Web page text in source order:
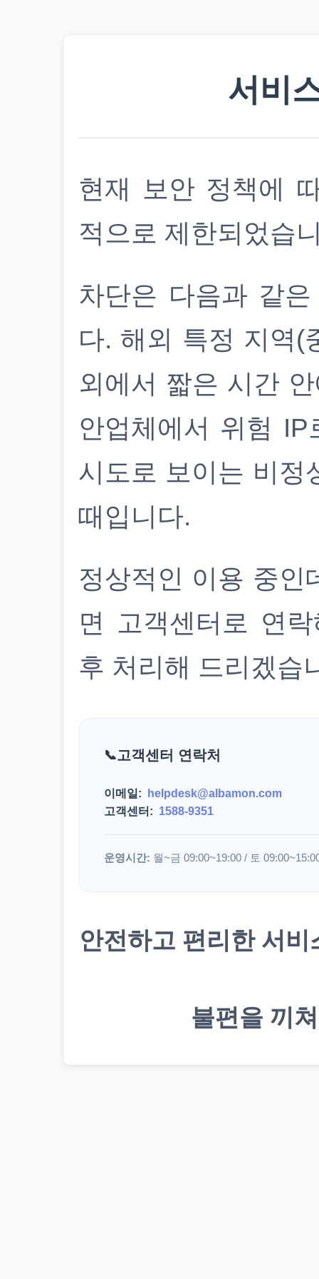
서비
현재 보안 정책에
적으로 제한되었습
차단은 다음과 같
다. 해외 특정 지역(
외에서 짧은 시간
안업체에서 위험
시도로 보이는 비정
때입니다.
정상적인 이용 중인
면 고객센터로 연
후 처리해 드리겠습
고객센터 연락처
이메일:
helpdesk@albamon.com
고객센터: 1588-9351
운영시간: 월~금 09:00~19:00 / 토
안전하고 편리한 서
불편을 끼